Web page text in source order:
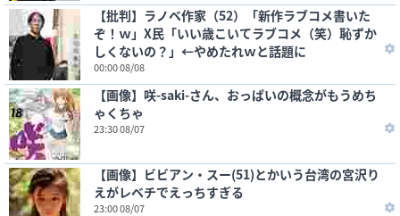
【批判】ラノベ作家（52）「新作ラブコメ書いた
ぞ！ｗ」X民「いい歳こいてラブコメ（笑）恥ずか
しくないの？」←やめたれｗと話題に
00:00 08/08
【画像】咲-saki-さん、おっぱいの概念がもうめち
ゃくちゃ
23:30 08/07
【画像】ビビアン・スー(51)とかいう台湾の宮沢り
えがレベチでえっちすぎる
23:00 08/07